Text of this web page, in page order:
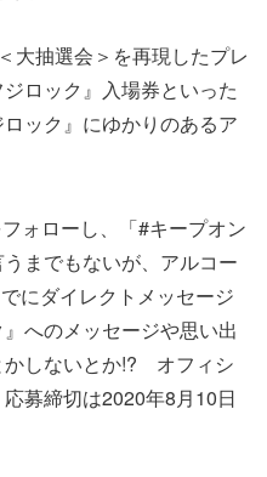
大抽選会＞を再現したプレ
ロック』入場券といった
ック』にゆかりのあるア
ォローし、「#キープオン
までもないが、アルコー
にダイレクトメッセージ
へのメッセージや思い出
かしないとか!? オフィシ
募締切は2020年8月10日